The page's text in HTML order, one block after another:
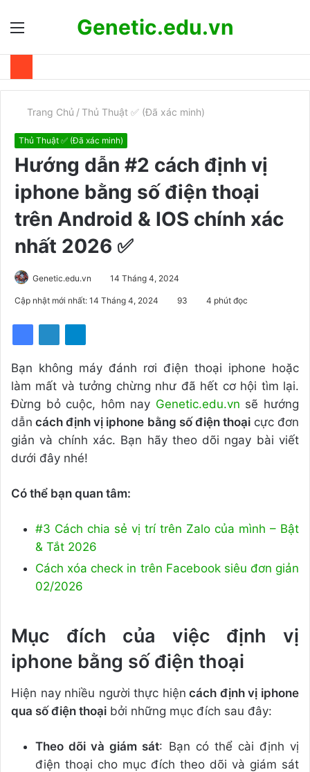
Genetic.edu.vn
Trang Chủ /Thủ Thuật ✅ (Đã xác minh)
Thủ Thuật ✅ (Đã xác minh)
Hướng dẫn #2 cách định vị
iphone bằng số điện thoại
trên Android & IOS chính xác
nhất 2026 ✅
Genetic.edu.vn 14 Tháng 4, 2024
Cập nhật mới nhất: 14 Tháng 4, 2024 93 4 phút đọc
Bạn không máy đánh rơi điện thoại iphone hoặc
làm mất và tưởng chừng như đã hết cơ hội tìm lại.
Đừng bỏ cuộc, hôm nay Genetic.edu.vn sẽ hướng
dẫn cách định vị iphone bằng số điện thoạicực đơn
giản và chính xác. Bạn hãy theo dõi ngay bài viết
dưới đây nhé!
Có thể bạn quan tâm:
#3 Cách chia sẻ vị trí trên Zalo của mình – Bật
& Tắt 2026
Cách xóa check in trên Facebook siêu đơn giản
02/2026
Mục đích của việc định vị
iphone bằng số điện thoại
Hiện nay nhiều người thực hiện cách định vị iphone
qua số điện thoại bởi những mục đích sau đây:
Theo dõi và giám sát: Bạn có thể cài định vị
điện thoại cho mục đích theo dõi và giám sát